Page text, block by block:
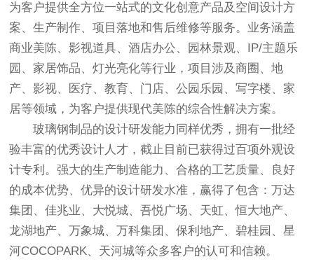
为客户提供全方位一站式的文化创意产品及空间设计方
案、生产制作、项目落地和售后维修等服务。业务涵盖
商业美陈、影视道具、酒店办公、园林景观、IP/主题乐
园、家居饰品、灯光亮化等行业，项目涉及商圈、地
产、影视、医疗、教育、门店、公园乐园、写字楼、家
居等领域，为客户提供现代美陈的综合性解决方案。
玻璃钢制品的设计研发能力同样优秀，拥有一批经
验丰富的优秀设计人才，截止目前已获得过百项外观设
计专利。强大的生产制造能力、合格的工艺质量、良好
的成本优势、优异的设计研发水准，赢得了包含：万达
集团、佳兆业、大悦城、吾悦广场、天虹、恒大地产、
龙湖地产、万象城、万科集团、保利地产、碧桂园、星
河COCOPARK、天河城等众多客户的认可和信赖。